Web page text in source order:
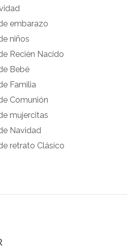
embarazo
niños
Recién Nacido
Bebé
Familia
Comunión
mujercitas
Navidad
retrato Clásico